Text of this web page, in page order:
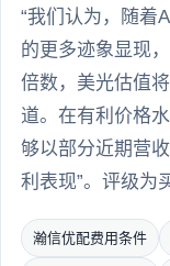
“我们认为，随着
的更多迹象显现
倍数，美光估值
道。在有利价格
够以部分近期营
利表现”。评级为
瀚信优配费用条件